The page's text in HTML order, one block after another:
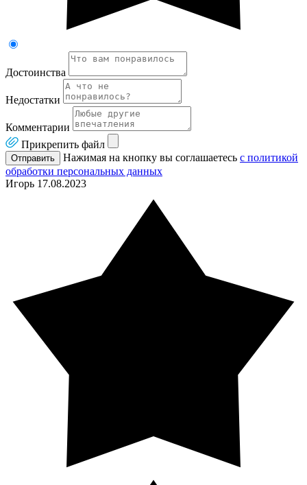
Достоинства
Недостатки
Комментарии
Прикрепить файл
Отправить Нажимая на кнопку вы соглашаетесь с политикой
обработки персональных данных
Игорь 17.08.2023